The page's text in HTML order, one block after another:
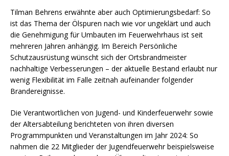
Tilman Behrens erwähnte aber auch Optimierungsbedarf: So
ist das Thema der Ölspuren nach wie vor ungeklärt und auch
die Genehmigung für Umbauten im Feuerwehrhaus ist seit
mehreren Jahren anhängig. Im Bereich Persönliche
Schutzausrüstung wünscht sich der Ortsbrandmeister
nachhaltige Verbesserungen – der aktuelle Bestand erlaubt nur
wenig Flexibilität im Falle zeitnah aufeinander folgender
Brandereignisse.
Die Verantwortlichen von Jugend- und Kinderfeuerwehr sowie
der Altersabteilung berichteten von ihren diversen
Programmpunkten und Veranstaltungen im Jahr 2024: So
nahmen die 22 Mitglieder der Jugendfeuerwehr beispielsweise